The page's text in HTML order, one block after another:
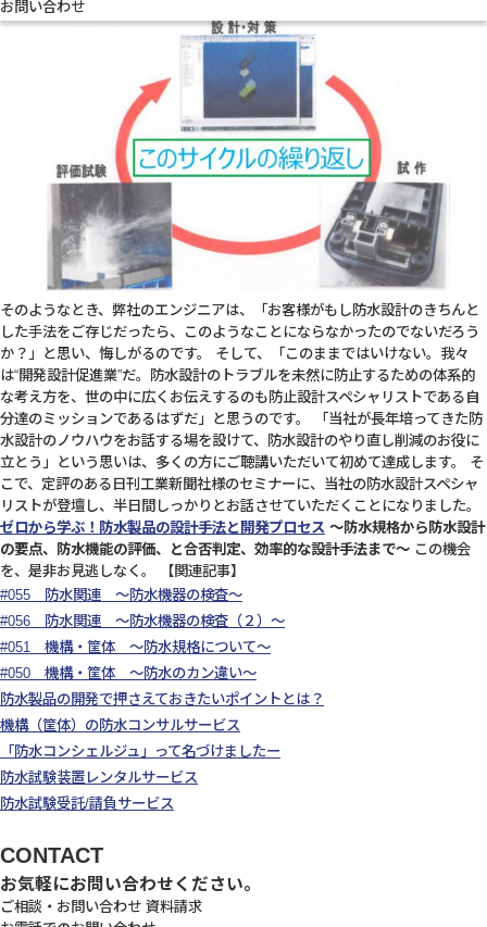
お問い合わせ
そのようなとき、弊社のエンジニアは、「お客様がもし防水設計のきちんと
した手法をご存じだったら、このようなことにならなかったのでないだろう
か？」と思い、悔しがるのです。 そして、「このままではいけない。我々
は“開発設計促進業”だ。防水設計のトラブルを未然に防止するための体系的
な考え方を、世の中に広くお伝えするのも防止設計スペシャリストである自
分達のミッションであるはずだ」と思うのです。 「当社が長年培ってきた防
水設計のノウハウをお話する場を設けて、防水設計のやり直し削減のお役に
立とう」という思いは、多くの方にご聴講いただいて初めて達成します。 そ
こで、定評のある日刊工業新聞社様のセミナーに、当社の防水設計スペシャ
リストが登壇し、半日間しっかりとお話させていただくことになりました。
ゼロから学ぶ！防水製品の設計手法と開発プロセス ～防水規格から防水設計
の要点、防水機能の評価、と合否判定、効率的な設計手法まで～ この機会
を、是非お見逃しなく。 【関連記事】
#055 防水関連 ～防水機器の検査～
#056 防水関連 ～防水機器の検査（２）～
#051 機構・筐体 ～防水規格について～
#050 機構・筐体 ～防水のカン違い～
防水製品の開発で押さえておきたいポイントとは？
機構（筐体）の防水コンサルサービス
「防水コンシェルジュ」って名づけましたー
防水試験装置レンタルサービス
防水試験受託/請負サービス
CONTACT
お気軽にお問い合わせください。
ご相談・お問い合わせ 資料請求